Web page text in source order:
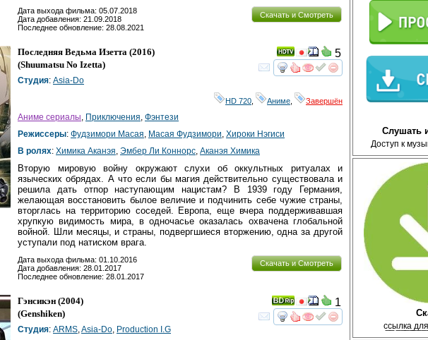
Слушать
Доступ к
с̲с̲ы̲л̲к̲а̲
Скачать и Смотреть
Дата выхода фильма: 05.07.2018
Дата добавления: 21.09.2018
Последнее обновление: 28.08.2021
смотретьинтересует
5
Последняя Ведьма Изетта (2016)
(Shuumatsu No Izetta)
Студия: Asia-Do
HD 720 Аниме Завершён
Аниме сериалы, Приключения, Фэнтези
Режиссеры: Фудзимори Масая, Масая Фудзимори, Хироки Нэгиси
В ролях: Химика Аканэя, Эмбер Ли Коннорс, Аканэя Химика
Вторую мировую войну окружают слухи об оккультных ритуалах и
языческих обрядах. А что если бы магия действительно существовала и
решила дать отпор наступающим нацистам? В 1939 году Германия,
желающая восстановить былое величие и подчинить себе чужие страны,
вторглась на территорию соседей. Европа, еще вчера поддерживавшая
хрупкую видимость мира, в одночасье оказалась охвачена глобальной
войной. Шли месяцы, и страны, подвергшиеся вторжению, одна за другой
уступали под натиском врага.
Скачать и Смотреть
Дата выхода фильма: 01.10.2016
Дата добавления: 28.01.2017
Последнее обновление: 28.01.2017
смотретьинтересует
1
Гэнсикэн (2004)
(Genshiken)
Студия: ARMS,Asia-Do, Production I.G